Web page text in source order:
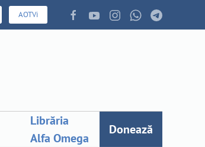
AOTVi
Librăria
Alfa Omega
Donează